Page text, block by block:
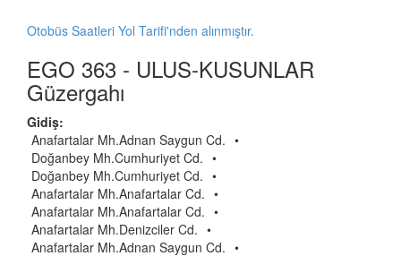
Otobüs Saatleri Yol Tarifi'nden alınmıştır.
EGO 363 - ULUS-KUSUNLAR
Güzergahı
Gidiş:
Anafartalar Mh.Adnan Saygun Cd. •
Doğanbey Mh.Cumhuriyet Cd. •
Doğanbey Mh.Cumhuriyet Cd. •
Anafartalar Mh.Anafartalar Cd. •
Anafartalar Mh.Anafartalar Cd. •
Anafartalar Mh.Denizciler Cd. •
Anafartalar Mh.Adnan Saygun Cd. •